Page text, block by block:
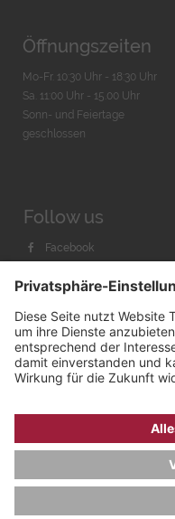
Öffnungszeiten
Mo-Fr. 10:30 Uhr - 18:30 Uhr
Sa. 11:00 Uhr - 15.00 Uhr
Sonn- und Feiertage
geschlossen
Follow us
Facebook
Youtube
Bachmann
AGB & WIDERRUF